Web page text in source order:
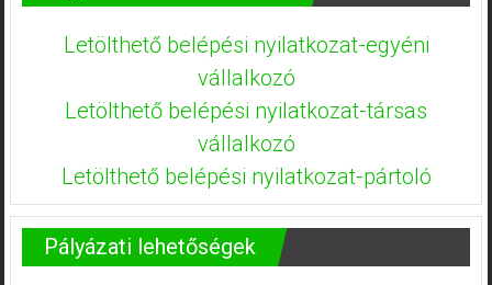
Letölthető belépési nyilatkozat-egyéni
vállalkozó
Letölthető belépési nyilatkozat-társas
vállalkozó
Letölthető belépési nyilatkozat-pártoló
Pályázati lehetőségek